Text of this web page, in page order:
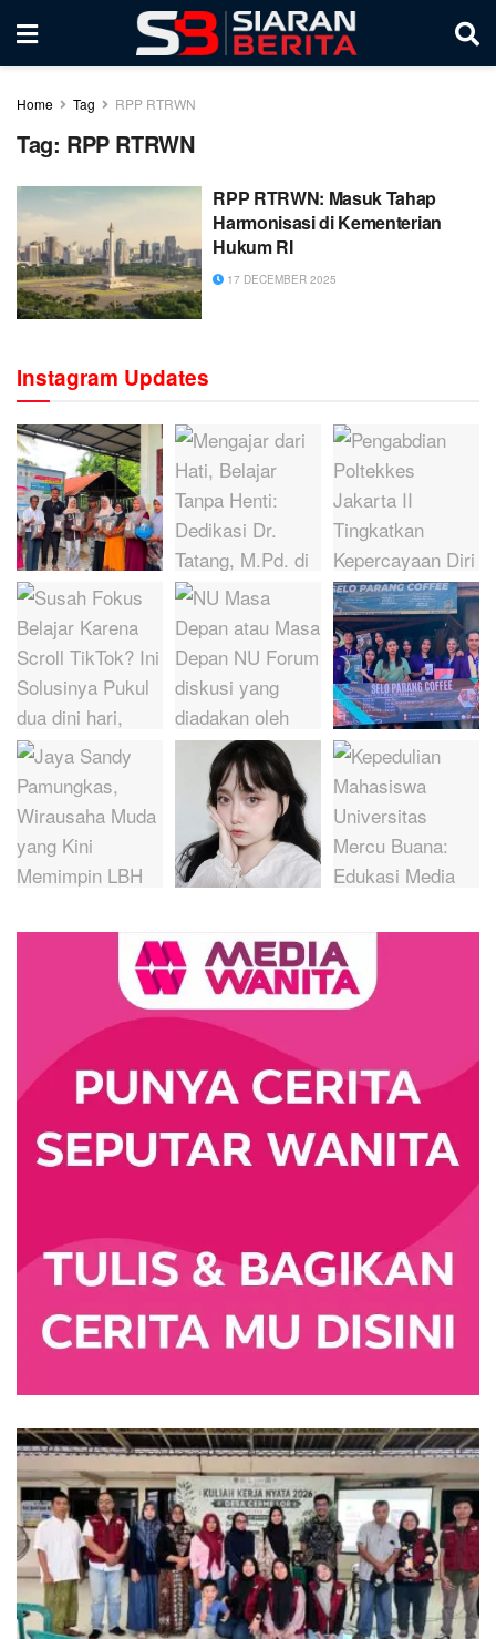
Home Tag RPP RTRWN
Tag: RPP RTRWN
RPP RTRWN: Masuk Tahap
Harmonisasi di Kementerian
Hukum RI
17 DECEMBER 2025
Instagram Updates